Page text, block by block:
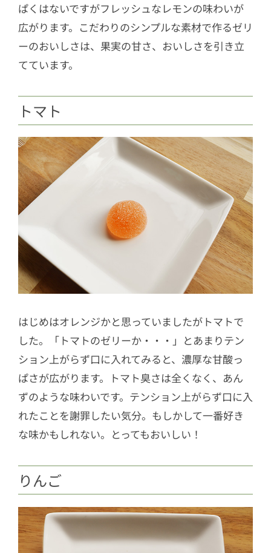
ぱくはないですがフレッシュなレモンの味わいが
広がります。こだわりのシンプルな素材で作るゼリ
ーのおいしさは、果実の甘さ、おいしさを引き立
てています。
トマト
はじめはオレンジかと思っていましたがトマトで
した。「トマトのゼリーか・・・」とあまりテン
ション上がらず口に入れてみると、濃厚な甘酸っ
ぱさが広がります。トマト臭さは全くなく、あん
ずのような味わいです。テンション上がらず口に入
れたことを謝罪したい気分。もしかして一番好き
な味かもしれない。とってもおいしい！
りんご